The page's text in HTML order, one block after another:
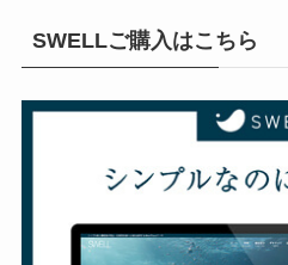
SWELLご購入はこちら